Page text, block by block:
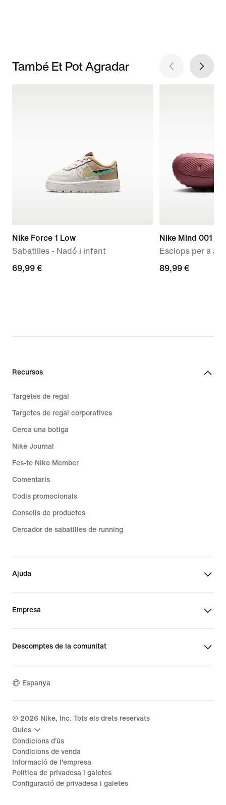
També Et Pot Agradar
Nike Force 1 Low
Sabatilles - Nadó i infant
69,99 €
69,99 €
Nike Mind 001
Esclops per a
89,99 €
89,99 €
Recursos
Targetes de regal
Targetes de regal corporatives
Cerca una botiga
Nike Journal
Fes-te Nike Member
Comentaris
Codis promocionals
Consells de productes
Cercador de sabatilles de running
Ajuda
Empresa
Descomptes de la comunitat
Espanya
© 2026 Nike, Inc. Tots els drets reservats
Guies
Condicions d'ús
Condicions de venda
Informació de l'empresa
Política de privadesa i galetes
Configuració de privadesa i galetes